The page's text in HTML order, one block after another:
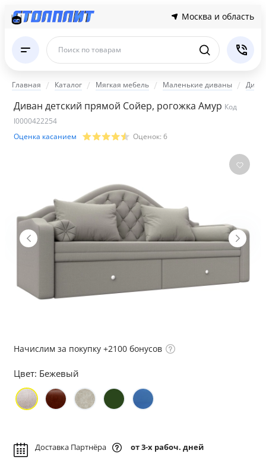
Москва и область
Поиск по товарам
Главная Каталог Мягкая мебель Маленькие диваны
Диван детский прямой Сойер, рогожка Амур Код
I0000422254
Оценка касанием
Оценок: 6
Начислим за покупку +2100 бонусов
Цвет: Бежевый
Доставка Партнёра от 3-х рабоч. дней